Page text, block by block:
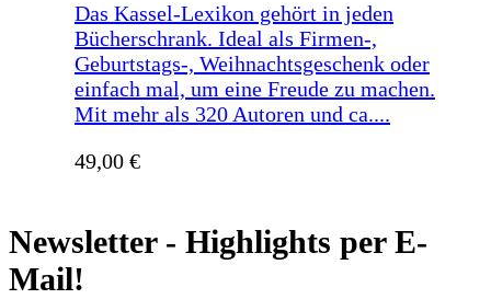
Das Kassel-Lexikon gehört in jeden
Bücherschrank. Ideal als Firmen-,
Geburtstags-, Weihnachtsgeschenk oder
einfach mal, um eine Freude zu machen.
Mit mehr als 320 Autoren und ca....
49,00 €
Newsletter - Highlights per E-
Mail!